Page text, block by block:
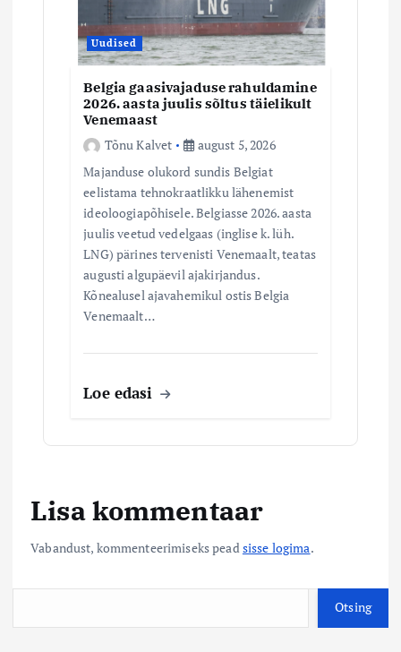
Uudised
Belgia gaasivajaduse rahuldamine
2026. aasta juulis sõltus täielikult
Venemaast
Tõnu Kalvet
august 5, 2026
Majanduse olukord sundis Belgiat
eelistama tehnokraatlikku lähenemist
ideoloogiapõhisele. Belgiasse 2026. aasta
juulis veetud vedelgaas (inglise k. lüh.
LNG) pärines tervenisti Venemaalt, teatas
augusti algupäevil ajakirjandus.
Kõnealusel ajavahemikul ostis Belgia
Venemaalt…
Loe edasi
Lisa kommentaar
Vabandust, kommenteerimiseks peadsisse logima.
Otsing